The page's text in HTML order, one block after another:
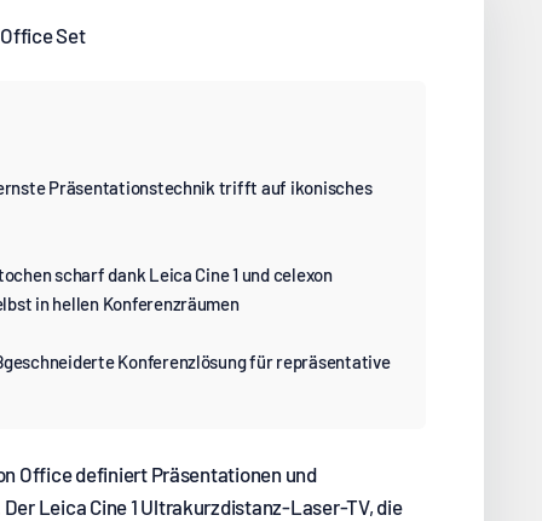
Set
Präsentationstechnik trifft auf ikonisches
scharf dank Leica Cine 1 und celexon
in hellen Konferenzräumen
Konferenzlösung für repräsentative
Office definiert Präsentationen und
Leica Cine 1 Ultrakurzdistanz-Laser-TV, die